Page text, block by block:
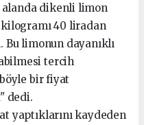
dikenli limon
40 liradan
Bu limonun dayanıklı
tercih
bir fiyat
dedi.
yaptıklarını kaydeden